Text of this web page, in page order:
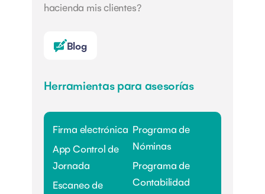
hacienda mis clientes?
Blog
Herramientas para asesorías
Firma electrónica
App Control de
Jornada
Escaneo de
Programa de
Nóminas
Programa de
Contabilidad